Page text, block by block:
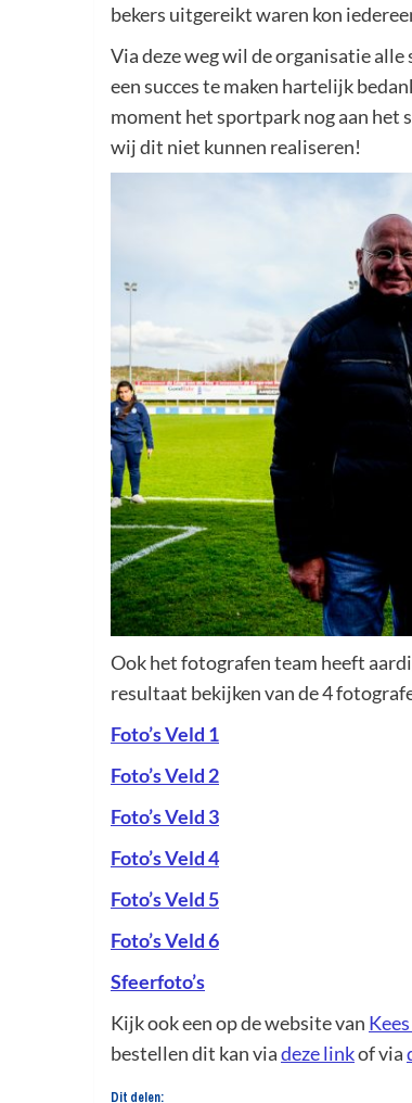
bekers uitgereikt waren kon
Via deze weg wil de organisatie
een succes te maken hartelijk
moment het sportpark nog aan het
wij dit niet kunnen realiseren!
Ook het fotografen team heeft
resultaat bekijken van de 4
Foto’s Veld 1
Foto’s Veld 2
Foto’s Veld 3
Foto’s Veld 4
Foto’s Veld 5
Foto’s Veld 6
Sfeerfoto’s
Kijk ook een op de website van
bestellen dit kan viadeze linkof via
Dit delen: